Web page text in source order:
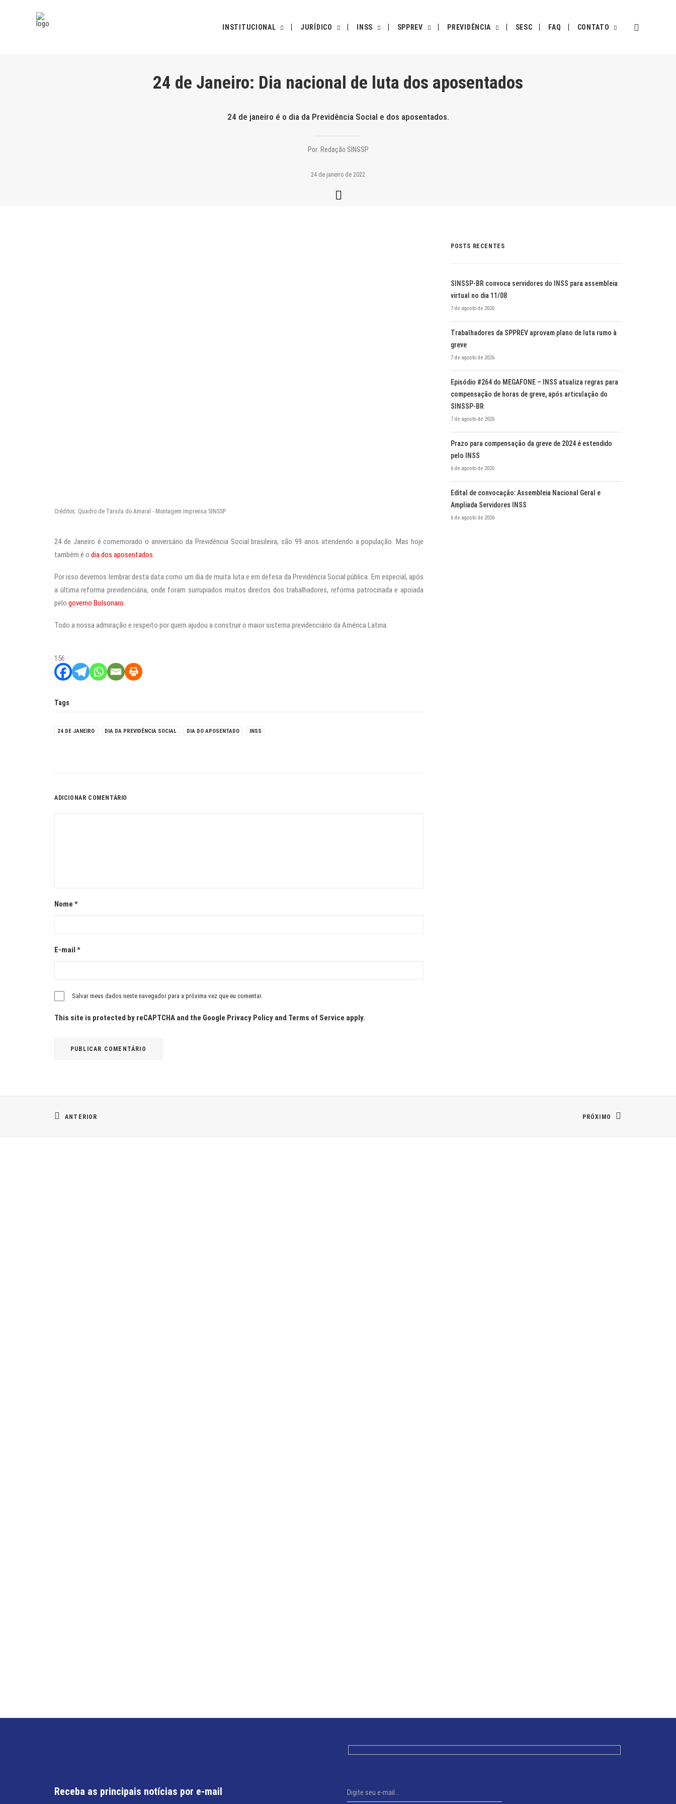
INSTITUCIONAL JURÍDICO INSS SPPREV PREVIDÊNCIA SESC FAQ CONTATO
24 de Janeiro: Dia nacional de luta dos aposentados
24 de janeiro é o dia da Previdência Social e dos aposentados.
Por: Redação SINSSP
24 de janeiro de 2022
Créditos: Quadro de Tarsila do Amaral - Montagem Imprensa SINSSP
24 de Janeiro é comemorado o aniversário da Previdência Social brasileira, são 99 anos atendendo a população. Mas hoje
também é o dia dos aposentados.
Por isso devemos lembrar desta data como um dia de muita luta e em defesa da Previdência Social pública. Em especial, após
a última reforma previdenciária, onde foram surrupiados muitos direitos dos trabalhadores, reforma patrocinada e apoiada
pelo governo Bolsonaro.
Todo a nossa admiração e respeito por quem ajudou a construir o maior sistema previdenciário da América Latina.
156
Tags
24 DE JANEIRO DIA DA PREVIDÊNCIA SOCIAL DIA DO APOSENTADO INSS
ADICIONAR COMENTÁRIO
Nome *
E-mail *
Salvar meus dados neste navegador para a próxima vez que eu comentar.
This site is protected by reCAPTCHA and the Google Privacy Policy and Terms of Service apply.
POSTS RECENTES
SINSSP-BR convoca servidores do INSS para assembleia
virtual no dia 11/08
7 de agosto de 2026
Trabalhadores da SPPREV aprovam plano de luta rumo à
greve
7 de agosto de 2026
Episódio #264 do MEGAFONE – INSS atualiza regras para
compensação de horas de greve, após articulação do
SINSSP-BR
7 de agosto de 2026
Prazo para compensação da greve de 2024 é estendido
pelo INSS
6 de agosto de 2026
Edital de convocação: Assembleia Nacional Geral e
Ampliada Servidores INSS
6 de agosto de 2026
ANTERIOR PRÓXIMO
Receba as principais notícias por e-mail